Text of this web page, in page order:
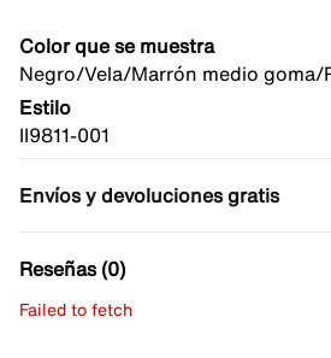
Color que se muestra
Negro/Vela/Marrón medio goma/
Estilo
II9811-001
Envíos y devoluciones gratis
Reseñas (0)
Failed to fetch